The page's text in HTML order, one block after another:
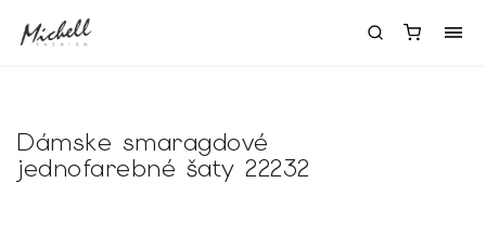
Dámske smaragdové
jednofarebné šaty 22232